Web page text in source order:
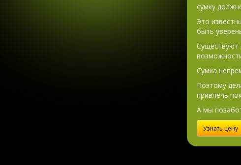
сумку
Это
быть
Существуют
Сумка
Поэтому
привлечь
А мы
Узнать цену